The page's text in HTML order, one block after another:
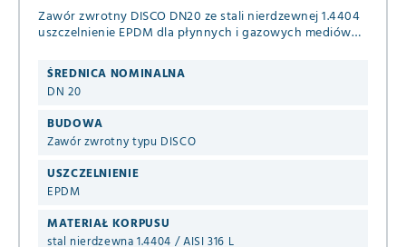
Zawór zwrotny DISCO DN20 ze stali nierdzewnej 1.4404
uszczelnienie EPDM dla płynnych i gazowych mediów
1092-1 B1
ŚREDNICA NOMINALNA
DN 20
BUDOWA
Zawór zwrotny typu DISCO
USZCZELNIENIE
EPDM
MATERIAŁ KORPUSU
stal nierdzewna 1.4404 / AISI 316 L